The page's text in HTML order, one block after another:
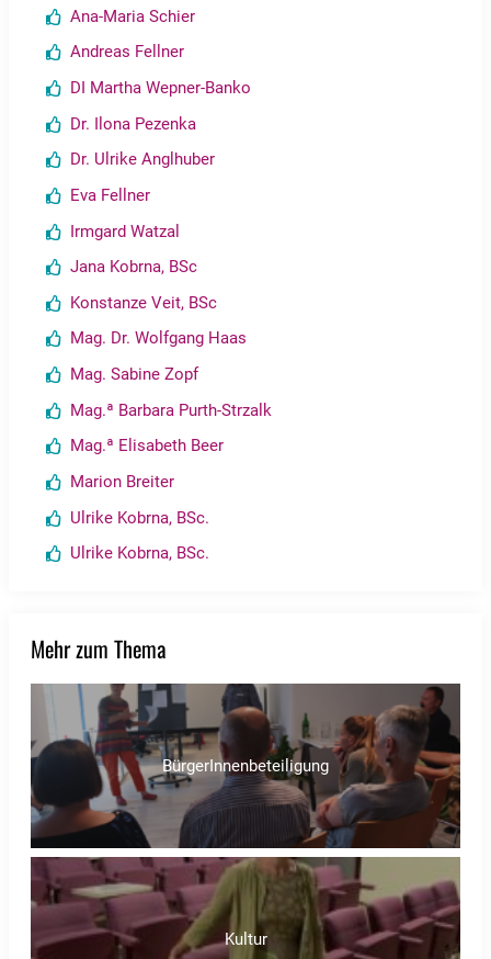
Ana-Maria Schier
Andreas Fellner
DI Martha Wepner-Banko
Dr. Ilona Pezenka
Dr. Ulrike Anglhuber
Eva Fellner
Irmgard Watzal
Jana Kobrna, BSc
Konstanze Veit, BSc
Mag. Dr. Wolfgang Haas
Mag. Sabine Zopf
Mag.ª Barbara Purth-Strzalk
Mag.ª Elisabeth Beer
Marion Breiter
Ulrike Kobrna, BSc.
Ulrike Kobrna, BSc.
Mehr zum Thema
BürgerInnenbeteiligung
Kultur